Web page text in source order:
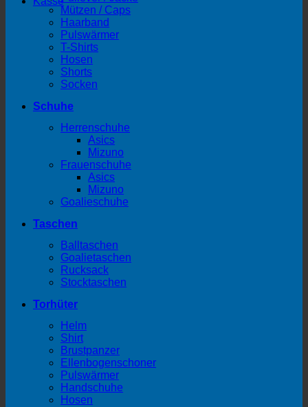
Mützen / Caps
Haarband
Pulswärmer
T-Shirts
Hosen
Shorts
Socken
Schuhe
Herrenschuhe
Asics
Mizuno
Frauenschuhe
Asics
Mizuno
Goalieschuhe
Taschen
Balltaschen
Goalietaschen
Rucksack
Stocktaschen
Torhüter
Helm
Shirt
Brustpanzer
Ellenbogenschoner
Pulswärmer
Handschuhe
Hosen